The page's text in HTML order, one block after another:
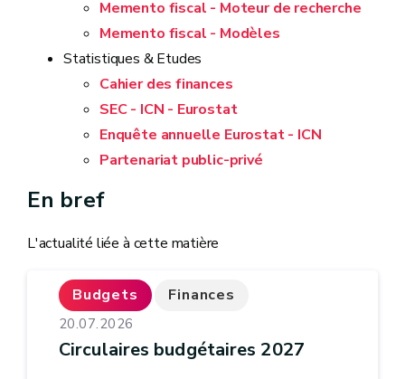
Memento fiscal - Moteur de recherche
Memento fiscal - Modèles
Statistiques & Etudes
Cahier des finances
SEC - ICN - Eurostat
Enquête annuelle Eurostat - ICN
Partenariat public-privé
En bref
L'actualité liée à cette matière
Budgets Finances
20.07.2026
Circulaires budgétaires 2027